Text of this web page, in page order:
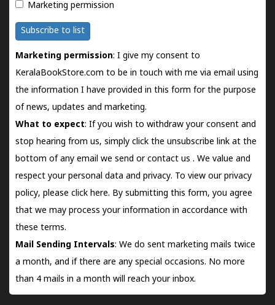
Marketing permission
Subscribe to list
Marketing permission: I give my consent to
KeralaBookStore.com to be in touch with me via email using
the information I have provided in this form for the purpose
of news, updates and marketing.
What to expect: If you wish to withdraw your consent and
stop hearing from us, simply click the unsubscribe link at the
bottom of any email we send orcontact us . We value and
respect your personal data and privacy. To view our privacy
policy, please click here. By submitting this form, you agree
that we may process your information in accordance with
these terms.
Mail Sending Intervals: We do sent marketing mails twice
a month, and if there are any special occasions. No more
than 4 mails in a month will reach your inbox.